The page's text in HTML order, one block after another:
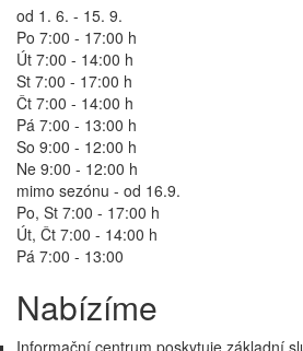
od 1. 6. - 15. 9.
Po 7:00 - 17:00 h
Út 7:00 - 14:00 h
St 7:00 - 17:00 h
Čt 7:00 - 14:00 h
Pá 7:00 - 13:00 h
So 9:00 - 12:00 h
Ne 9:00 - 12:00 h
mimo sezónu - od 16.9.
Po, St 7:00 - 17:00 h
Út, Čt 7:00 - 14:00 h
Pá 7:00 - 13:00
Nabízíme
Informační centrum poskytuje základní